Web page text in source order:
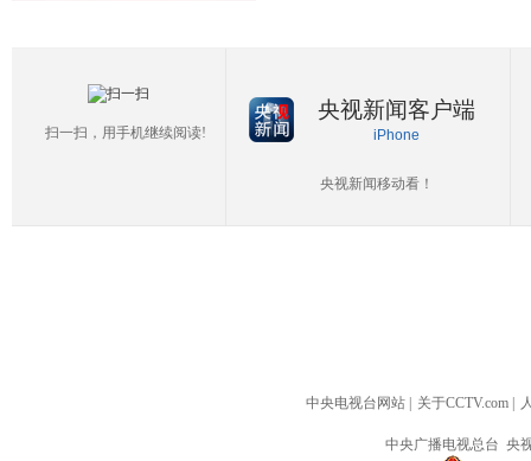
扫一扫，用手机继续阅读!
央视新闻客户端
iPhone
央视新闻移动看！
中央电视台网站 关于CCTV.com
中央广播电视总台 央